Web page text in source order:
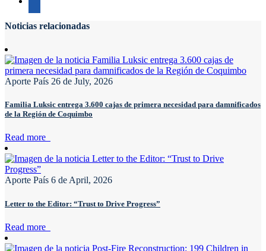
Noticias relacionadas
Aporte País 26 de July, 2026
Familia Luksic entrega 3.600 cajas de primera necesidad para damnificados
de la Región de Coquimbo
Read more
Aporte País 6 de April, 2026
Letter to the Editor: “Trust to Drive Progress”
Read more